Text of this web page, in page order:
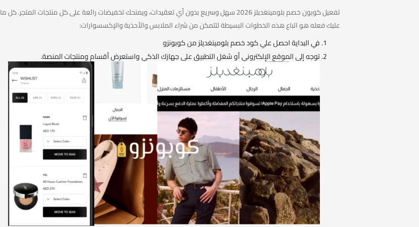
تفعيل كوبون خصم بلومينغديلز 2026 سهل وسريع بدون أي تعقيدات، ويمنحك تخفيضات رائعة على كل منتجات المتجر. كل ما
عليك فعله هو اتباع هذه الخطوات البسيطة لتتمكن من شراء الملابس والأحذية والإكسسوارات:
في البداية احصل علي كود خصم بلومينغديلز من كوبونزو
توجه إلى الموقع الإلكتروني أو شغل التطبيق على جهازك الذكي واستعرض أقسام ومنتجات المنصة.